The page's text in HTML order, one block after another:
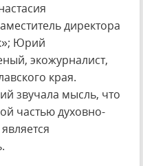
директора
Юрий
экожурналист,
края.
звучала мысль, что
частью духовно-